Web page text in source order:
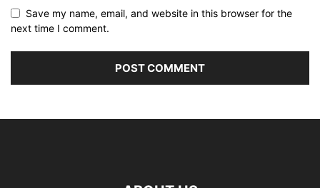
Save my name, email, and website in this browser for the
next time I comment.